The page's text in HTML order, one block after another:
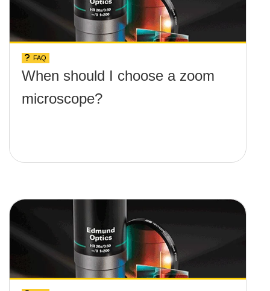
FAQ
When should I choose a zoom
microscope?